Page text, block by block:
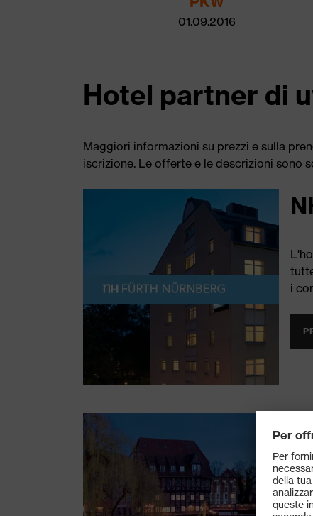
01.09.2016
Hotel partner di
Maggiori informazioni su prezzi e sulla
iscrizione. Le offerte e le descrizioni sono
i
La